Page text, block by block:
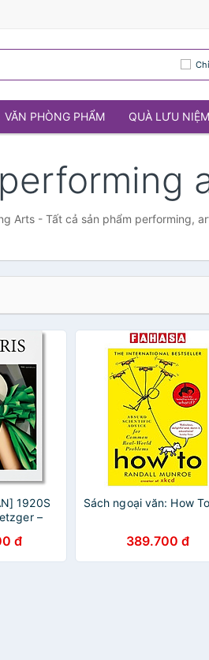
VĂN PHÒNG PHẨM QUÀ LƯU NIỆM
performing
Arts - Tất cả sản phẩm performing,
1920S
–
đ
Sách ngoại văn: How To
389.700 đ